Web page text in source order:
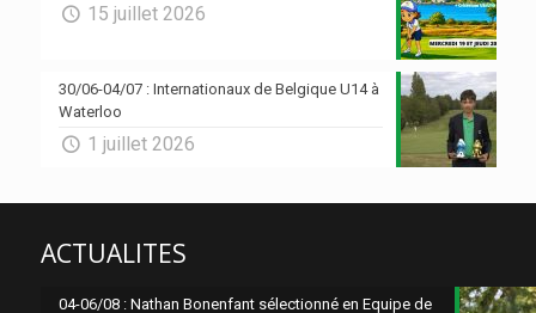
15 juillet 2026
30/06-04/07 : Internationaux de Belgique U14 à
Waterloo
1 juillet 2026
ACTUALITES
04-06/08 : Nathan Bonenfant sélectionné en Equipe de